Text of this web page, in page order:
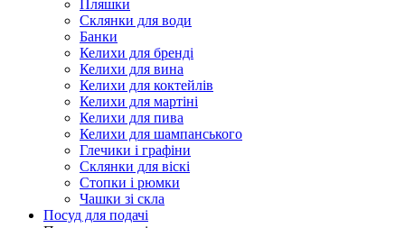
Пляшки
Склянки для води
Банки
Келихи для бренді
Келихи для вина
Келихи для коктейлів
Келихи для мартіні
Келихи для пива
Келихи для шампанського
Глечики і графіни
Склянки для віскі
Стопки і рюмки
Чашки зі скла
Посуд для подачі